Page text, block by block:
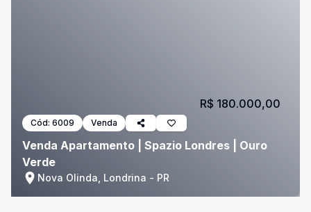
Cód: 6009 Venda
Venda Apartamento | Spazio Londres | Ouro
Verde
Nova Olinda, Londrina - PR
R$ 180.000,00